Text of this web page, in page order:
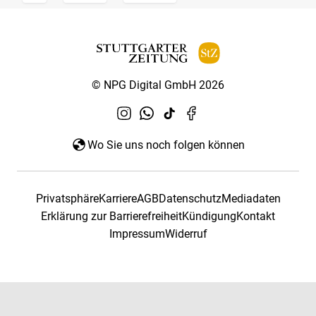
© NPG Digital GmbH 2026
Wo Sie uns noch folgen können
PrivatsphäreKarriereAGBDatenschutzMediadaten
Erklärung zur BarrierefreiheitKündigungKontakt
ImpressumWiderruf